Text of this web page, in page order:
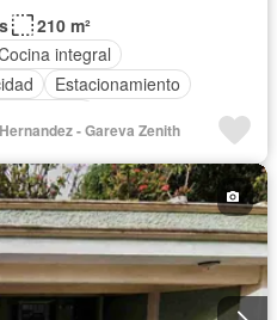
210 m²
integral
Estacionamiento
Sin amueblar
- Gareva Zenith